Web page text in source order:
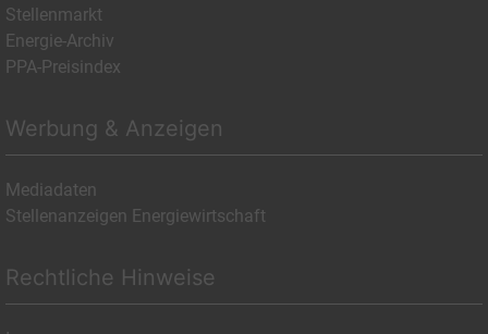
Stellenmarkt
Energie-Archiv
PPA-Preisindex
Werbung & Anzeigen
Mediadaten
Stellenanzeigen Energiewirtschaft
Rechtliche Hinweise